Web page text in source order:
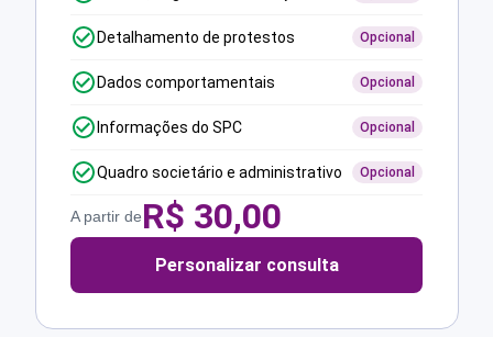
Detalhamento de protestos Opcional
Dados comportamentais Opcional
Informações do SPC Opcional
Quadro societário e administrativo Opcional
A partir deR$ 30,00
Personalizar consulta